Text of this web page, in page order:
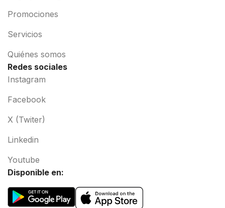
Promociones
Servicios
Quiénes somos
Redes sociales
Instagram
Facebook
X (Twiter)
Linkedin
Youtube
Disponible en: